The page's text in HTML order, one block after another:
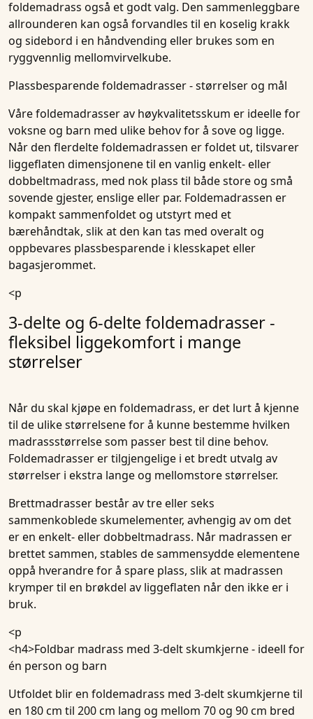
foldemadrass også et godt valg. Den sammenleggbare
allrounderen kan også forvandles til en koselig krakk
og sidebord i en håndvending eller brukes som en
ryggvennlig mellomvirvelkube.
Plassbesparende foldemadrasser - størrelser og mål
Våre foldemadrasser av høykvalitetsskum er ideelle for
voksne og barn med ulike behov for å sove og ligge.
Når den flerdelte foldemadrassen er foldet ut, tilsvarer
liggeflaten dimensjonene til en vanlig enkelt- eller
dobbeltmadrass, med nok plass til både store og små
sovende gjester, enslige eller par. Foldemadrassen er
kompakt sammenfoldet og utstyrt med et
bærehåndtak, slik at den kan tas med overalt og
oppbevares plassbesparende i klesskapet eller
bagasjerommet.
<p
3-delte og 6-delte foldemadrasser -
fleksibel liggekomfort i mange
størrelser
Når du skal kjøpe en foldemadrass, er det lurt å kjenne
til de ulike størrelsene for å kunne bestemme hvilken
madrassstørrelse som passer best til dine behov.
Foldemadrasser er tilgjengelige i et bredt utvalg av
størrelser i ekstra lange og mellomstore størrelser.
Brettmadrasser består av tre eller seks
sammenkoblede skumelementer, avhengig av om det
er en enkelt- eller dobbeltmadrass. Når madrassen er
brettet sammen, stables de sammensydde elementene
oppå hverandre for å spare plass, slik at madrassen
krymper til en brøkdel av liggeflaten når den ikke er i
bruk.
<p
<h4>Foldbar madrass med 3-delt skumkjerne - ideell for
én person og barn
Utfoldet blir en foldemadrass med 3-delt skumkjerne til
en 180 cm til 200 cm lang og mellom 70 og 90 cm bred